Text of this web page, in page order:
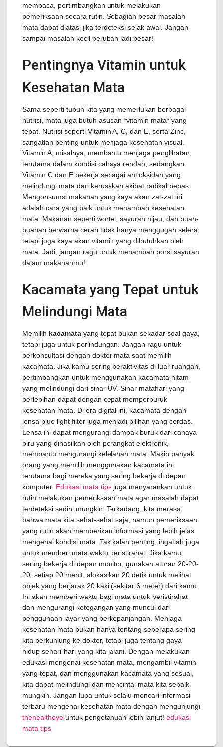
membaca, pertimbangkan untuk melakukan
pemeriksaan secara rutin. Sebagian besar masalah
mata dapat diatasi jika terdeteksi sejak awal. Jangan
sampai masalah kecil berubah jadi besar!
Pentingnya Vitamin untuk
Kesehatan Mata
Sama seperti tubuh kita yang memerlukan berbagai
nutrisi, mata juga butuh asupan *vitamin mata* yang
tepat. Nutrisi seperti Vitamin A, C, dan E, serta Zinc,
sangatlah penting untuk menjaga kesehatan visual.
Vitamin A, misalnya, membantu menjaga penglihatan,
terutama dalam kondisi cahaya rendah, sedangkan
Vitamin C dan E bekerja sebagai antioksidan yang
melindungi mata dari kerusakan akibat radikal bebas.
Mengonsumsi makanan yang kaya akan zat-zat ini
adalah cara yang baik untuk menambah kesehatan
mata. Makanan seperti wortel, sayuran hijau, dan buah-
buahan berwarna cerah tidak hanya menggugah selera,
tetapi juga kaya akan vitamin yang dibutuhkan oleh
mata. Jadi, jangan ragu untuk menambah porsi sayuran
dalam makananmu!
Kacamata yang Tepat untuk
Melindungi Mata
Memilih kacamata yang tepat bukan sekadar soal gaya,
tetapi juga untuk perlindungan. Jangan ragu untuk
berkonsultasi dengan dokter mata saat memilih
kacamata. Jika kamu sering beraktivitas di luar ruangan,
pertimbangkan untuk menggunakan kacamata hitam
yang melindungi dari sinar UV. Sinar matahari yang
berlebihan dapat dengan cepat memperburuk
kesehatan mata. Di era digital ini, kacamata dengan
lensa blue light filter juga menjadi pilihan yang cerdas.
Lensa ini dapat mengurangi dampak buruk dari cahaya
biru yang dihasilkan oleh perangkat elektronik,
membantu mengurangi kelelahan mata. Makin banyak
orang yang memilih menggunakan kacamata ini,
terutama bagi mereka yang sering bekerja di depan
komputer. Edukasi mata tips juga menyarankan untuk
rutin melakukan pemeriksaan mata agar masalah dapat
terdeteksi sedini mungkin. Terkadang, kita merasa
bahwa mata kita sehat-sehat saja, namun pemeriksaan
yang rutin akan memberikan informasi yang lebih jelas
mengenai kondisi mata. Tak kalah penting, ingatlah juga
untuk memberi mata waktu beristirahat. Jika kamu
sering bekerja di depan monitor, gunakan aturan 20-20-
20: setiap 20 menit, alokasikan 20 detik untuk melihat
objek yang berjarak 20 kaki (sekitar 6 meter) dari kamu.
Ini akan memberi waktu bagi mata untuk beristirahat
dan mengurangi ketegangan yang muncul dari
penggunaan layar yang berkepanjangan. Menjaga
kesehatan mata bukan hanya tentang seberapa sering
kita berkunjung ke dokter, tetapi juga tentang gaya
hidup sehari-hari yang kita jalani. Dengan melakukan
edukasi mengenai kesehatan mata, mengambil vitamin
yang tepat, dan menggunakan kacamata yang sesuai,
kita dapat melindungi dan mencintai mata kita sebaik
mungkin. Jangan lupa untuk selalu mencari informasi
terbaru mengenai kesehatan mata dengan mengunjungi
thehealtheye untuk pengetahuan lebih lanjut! edukasi
mata tips